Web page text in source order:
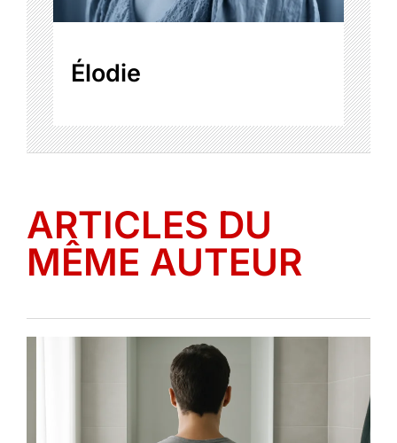
Élodie
ARTICLES DU
MÊME AUTEUR